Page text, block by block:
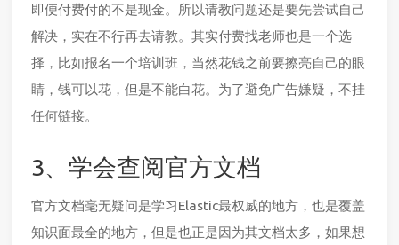
即便付费付的不是现金。所以请教问题还是要先尝试自己
解决，实在不行再去请教。其实付费找老师也是一个选
择，比如报名一个培训班，当然花钱之前要擦亮自己的眼
睛，钱可以花，但是不能白花。为了避免广告嫌疑，不挂
任何链接。
3、学会查阅官方文档
官方文档毫无疑问是学习Elastic最权威的地方，也是覆盖
知识面最全的地方，但是也正是因为其文档太多，如果想